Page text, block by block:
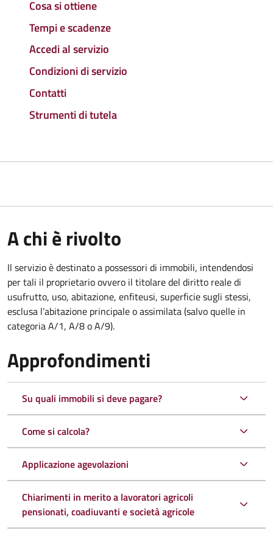
Cosa si ottiene
Tempi e scadenze
Accedi al servizio
Condizioni di servizio
Contatti
Strumenti di tutela
A chi è rivolto
Il servizio è destinato a possessori di immobili, intendendosi
per tali il proprietario ovvero il titolare del diritto reale di
usufrutto, uso, abitazione, enfiteusi, superficie sugli stessi,
esclusa l’abitazione principale o assimilata (salvo quelle in
categoria A/1, A/8 o A/9).
Approfondimenti
Su quali immobili si deve pagare?
Come si calcola?
Applicazione agevolazioni
Chiarimenti in merito a lavoratori agricoli
pensionati, coadiuvanti e società agricole